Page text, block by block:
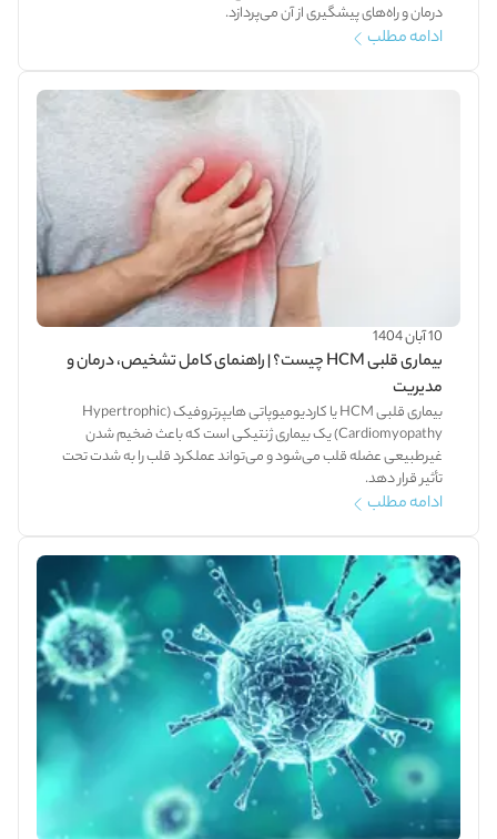
درمان و راه‌های پیشگیری از آن می‌پردازد.
ادامه مطلب
10 آبان 1404
بیماری قلبی HCM چیست؟ | راهنمای کامل تشخیص، درمان و
مدیریت
بیماری قلبی HCM یا کاردیومیوپاتی هایپرتروفیک (Hypertrophic
Cardiomyopathy) یک بیماری ژنتیکی است که باعث ضخیم شدن
غیرطبیعی عضله قلب می‌شود و می‌تواند عملکرد قلب را به شدت تحت
تأثیر قرار دهد.
ادامه مطلب